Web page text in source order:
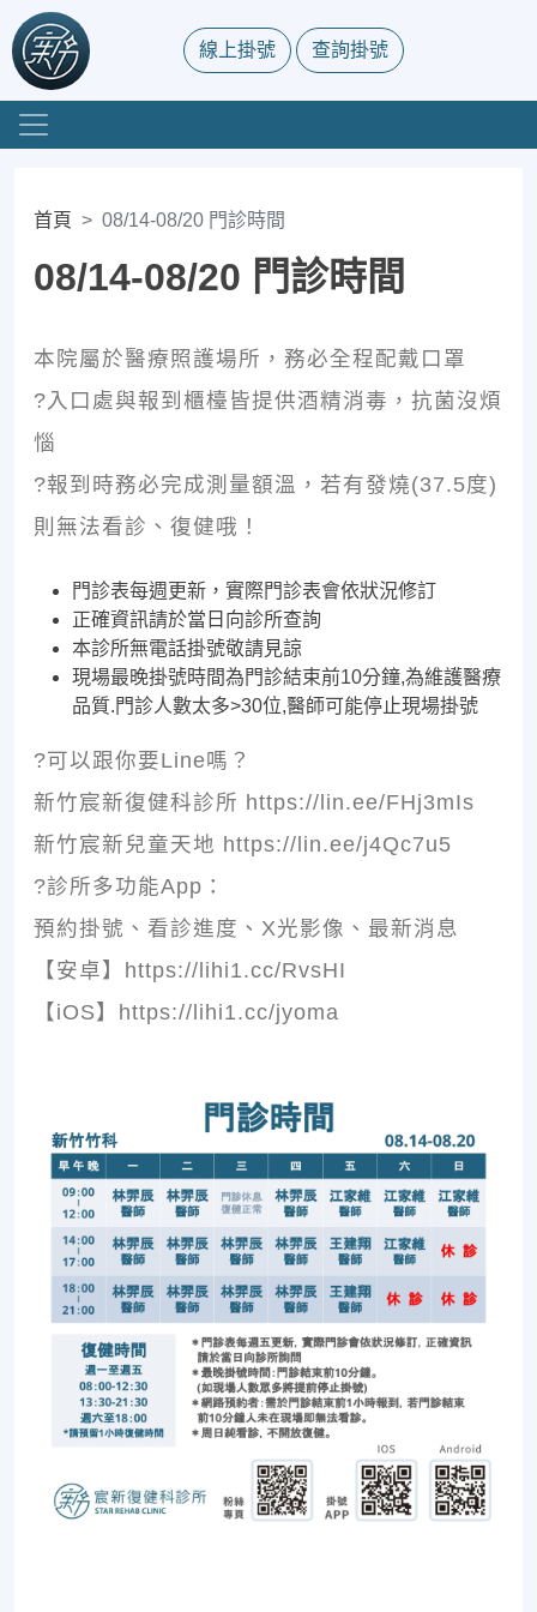
線上掛號 查詢掛號
首頁 08/14-08/20 門診時間
08/14-08/20 門診時間
本院屬於醫療照護場所，務必全程配戴口罩
?入口處與報到櫃檯皆提供酒精消毒，抗菌沒煩
惱
?報到時務必完成測量額溫，若有發燒(37.5度)
則無法看診、復健哦！
門診表每週更新，實際門診表會依狀況修訂
正確資訊請於當日向診所查詢
本診所無電話掛號敬請見諒
現場最晚掛號時間為門診結束前10分鐘,為維護醫療
品質.門診人數太多>30位,醫師可能停止現場掛號
?可以跟你要Line嗎？
新竹宸新復健科診所 https://lin.ee/FHj3mIs
新竹宸新兒童天地 https://lin.ee/j4Qc7u5
?診所多功能App：
預約掛號、看診進度、X光影像、最新消息
【安卓】https://lihi1.cc/RvsHI
【iOS】https://lihi1.cc/jyoma